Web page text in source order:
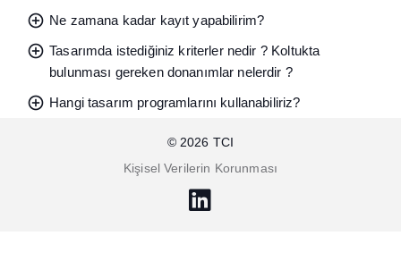
add_circle Ne zamana kadar kayıt yapabilirim?
add_circle Tasarımda istediğiniz kriterler nedir ? Koltukta
bulunması gereken donanımlar nelerdir ?
add_circle Hangi tasarım programlarını kullanabiliriz?
© 2026 TCI
Kişisel Verilerin Korunması